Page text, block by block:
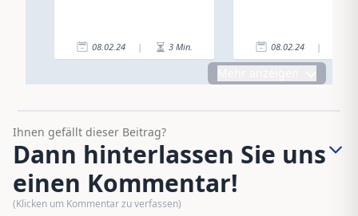
08.02.24 | 3 Min. 08.02.24 |
Ihnen gefällt dieser Beitrag?
Dann hinterlassen Sie uns
einen Kommentar!
(Klicken um Kommentar zu verfassen)